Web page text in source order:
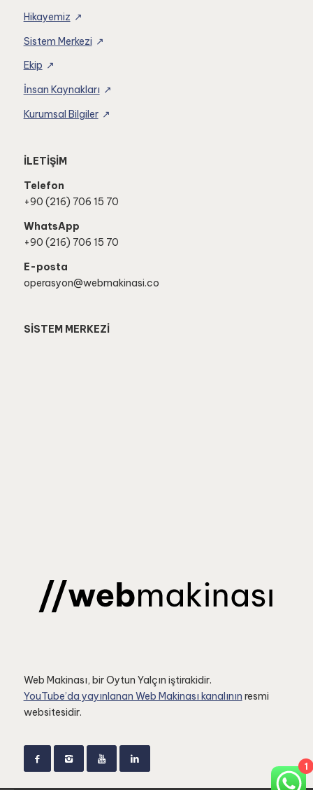
Hikayemiz
Sistem Merkezi
Ekip
İnsan Kaynakları
Kurumsal Bilgiler
İLETİŞİM
Telefon
+90 (216) 706 15 70
WhatsApp
+90 (216) 706 15 70
E-posta
operasyon@webmakinasi.co
SİSTEM MERKEZİ
Web Makinası, bir Oytun Yalçın iştirakidir.
YouTube’da yayınlanan Web Makinası kanalının resmi
websitesidir.
1